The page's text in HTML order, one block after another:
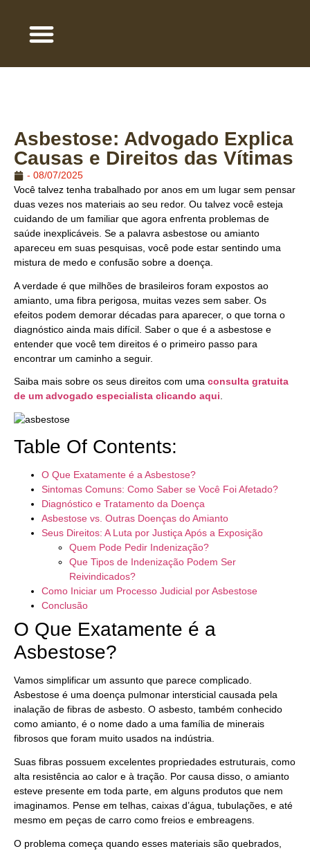
Asbestose: Advogado Explica
Causas e Direitos das Vítimas
- 08/07/2025
Você talvez tenha trabalhado por anos em um lugar sem pensar
duas vezes nos materiais ao seu redor. Ou talvez você esteja
cuidando de um familiar que agora enfrenta problemas de
saúde inexplicáveis. Se a palavra asbestose ou amianto
apareceu em suas pesquisas, você pode estar sentindo uma
mistura de medo e confusão sobre a doença.
A verdade é que milhões de brasileiros foram expostos ao
amianto, uma fibra perigosa, muitas vezes sem saber. Os
efeitos podem demorar décadas para aparecer, o que torna o
diagnóstico ainda mais difícil. Saber o que é a asbestose e
entender que você tem direitos é o primeiro passo para
encontrar um caminho a seguir.
Saiba mais sobre os seus direitos com uma consulta gratuita
de um advogado especialista clicando aqui
Table Of Contents:
O Que Exatamente é a Asbestose?
Sintomas Comuns: Como Saber se Você Foi Afetado?
Diagnóstico e Tratamento da Doença
Asbestose vs. Outras Doenças do Amianto
Seus Direitos: A Luta por Justiça Após a Exposição
Quem Pode Pedir Indenização?
Que Tipos de Indenização Podem Ser
Reivindicados?
Como Iniciar um Processo Judicial por Asbestose
Conclusão
O Que Exatamente é a
Asbestose?
Vamos simplificar um assunto que parece complicado.
Asbestose é uma doença pulmonar intersticial causada pela
inalação de fibras de asbesto. O asbesto, também conhecido
como amianto, é o nome dado a uma família de minerais
fibrosos que foram muito usados na indústria.
Suas fibras possuem excelentes propriedades estruturais, como
alta resistência ao calor e à tração. Por causa disso, o amianto
esteve presente em toda parte, em alguns produtos que nem
imaginamos. Pense em telhas, caixas d’água, tubulações, e até
mesmo em peças de carro como freios e embreagens.
O problema começa quando esses materiais são quebrados,